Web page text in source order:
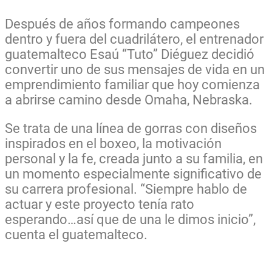
Después de años formando campeones
dentro y fuera del cuadrilátero, el entrenador
guatemalteco Esaú “Tuto” Diéguez decidió
convertir uno de sus mensajes de vida en un
emprendimiento familiar que hoy comienza
a abrirse camino desde Omaha, Nebraska.
Se trata de una línea de gorras con diseños
inspirados en el boxeo, la motivación
personal y la fe, creada junto a su familia, en
un momento especialmente significativo de
su carrera profesional. “Siempre hablo de
actuar y este proyecto tenía rato
esperando…así que de una le dimos inicio”,
cuenta el guatemalteco.